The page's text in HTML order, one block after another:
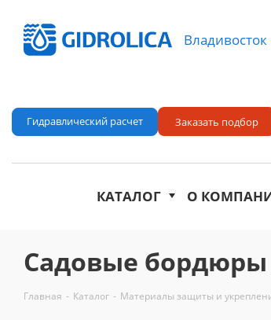
Владивосток
Гидравлический расчет Заказать подбор
КАТАЛОГ О
Садовые бордюры
Главная - Каталог - Материалы защиты и